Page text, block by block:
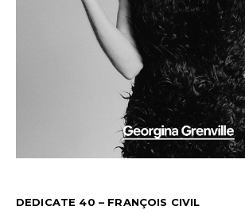
DEDICATE 40 – FRANÇOIS CIVIL